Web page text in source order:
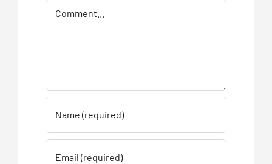
Comment